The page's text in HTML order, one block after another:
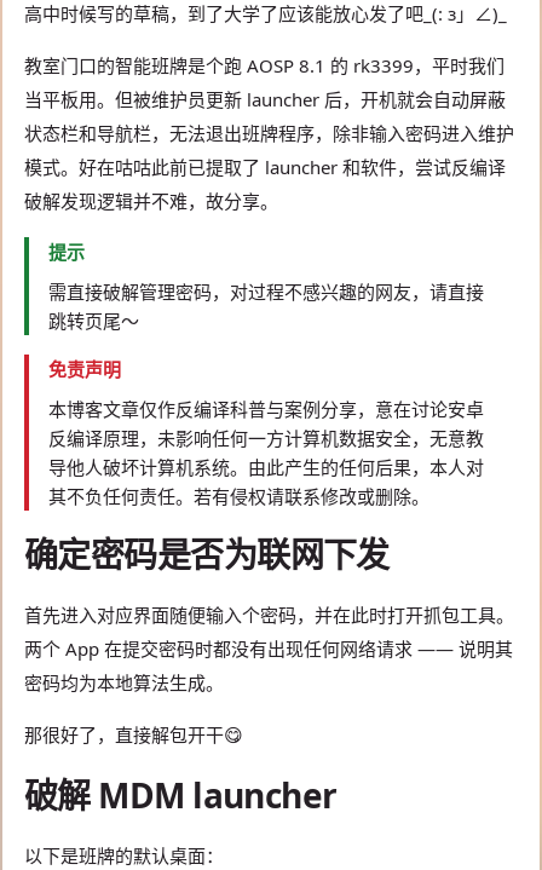
高中时候写的草稿，到了大学了应该能放心发了吧_(: з」∠)_
教室门口的智能班牌是个跑 AOSP 8.1 的 rk3399，平时我们
当平板用。但被维护员更新 launcher 后，开机就会自动屏蔽
状态栏和导航栏，无法退出班牌程序，除非输入密码进入维护
模式。好在咕咕此前已提取了 launcher 和软件，尝试反编译
破解发现逻辑并不难，故分享。
提示
需直接破解管理密码，对过程不感兴趣的网友，请直接
跳转页尾～
免责声明
本博客文章仅作反编译科普与案例分享，意在讨论安卓
反编译原理，未影响任何一方计算机数据安全，无意教
导他人破坏计算机系统。由此产生的任何后果，本人对
其不负任何责任。若有侵权请联系修改或删除。
确定密码是否为联网下发
首先进入对应界面随便输入个密码，并在此时打开抓包工具。
两个 App 在提交密码时都没有出现任何网络请求 —— 说明其
密码均为本地算法生成。
那很好了，直接解包开干😋
破解 MDM launcher
以下是班牌的默认桌面：